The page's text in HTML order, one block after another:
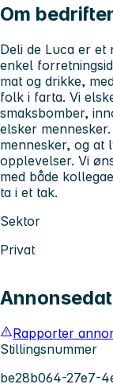
Om
Deli de Luca er
enkel
mat og drikke,
folk i farta. Vi
smaksbomber,
elsker
mennesker, og at
opplevelser. Vi
med både
ta i et tak.
Sektor
Privat
Rapporter
Stillingsnummer
be28b064-27e7-